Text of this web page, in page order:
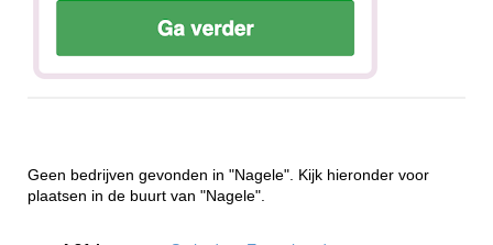
Geen bedrijven gevonden in "Nagele". Kijk hieronder voor
plaatsen in de buurt van "Nagele".